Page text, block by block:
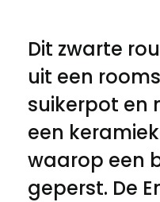
Dit zwarte
uit een
suikerpot en
een
waarop een
geperst. De